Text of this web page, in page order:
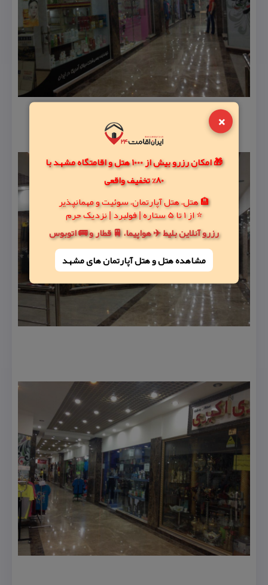
×
🎁 امکان رزرو بیش از 1000 هتل و اقامتگاه مشهد با
80% تخفیف واقعی
🏨 هتل، هتل آپارتمان، سوئیت و مهمانپذیر
⭐ از 1 تا 5 ستاره | فولبرد | نزدیک حرم
رزرو آنلاین بلیط ✈️ هواپیما، 🚆 قطار و 🚌 اتوبوس
مشاهده هتل و هتل‌ آپارتمان های مشهد